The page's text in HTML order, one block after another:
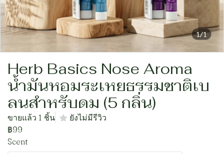
1/1
Herb Basics Nose Aroma
น้ำมันหอมระเหยธรรมชาติเบ
ลนสำหรับดม (5 กลิ่น)
ขายแล้ว 1 ชิ้น
ยังไม่มีรีวิว
฿99
Scent